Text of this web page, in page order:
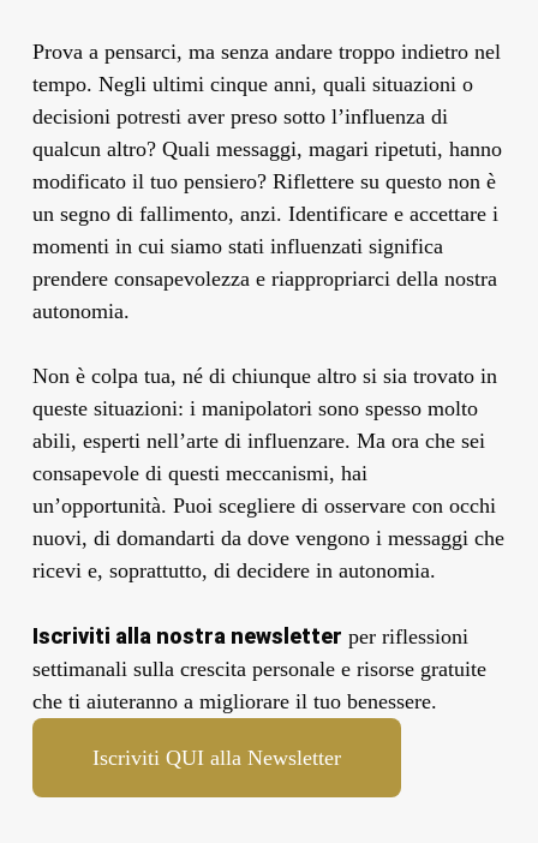
Prova a pensarci, ma senza andare troppo indietro nel
tempo. Negli ultimi cinque anni, quali situazioni o
decisioni potresti aver preso sotto l’influenza di
qualcun altro? Quali messaggi, magari ripetuti, hanno
modificato il tuo pensiero? Riflettere su questo non è
un segno di fallimento, anzi. Identificare e accettare i
momenti in cui siamo stati influenzati significa
prendere consapevolezza e riappropriarci della nostra
autonomia.
Non è colpa tua, né di chiunque altro si sia trovato in
queste situazioni: i manipolatori sono spesso molto
abili, esperti nell’arte di influenzare. Ma ora che sei
consapevole di questi meccanismi, hai
un’opportunità. Puoi scegliere di osservare con occhi
nuovi, di domandarti da dove vengono i messaggi che
ricevi e, soprattutto, di decidere in autonomia.
Iscriviti alla nostra newsletter per riflessioni
settimanali sulla crescita personale e risorse gratuite
che ti aiuteranno a migliorare il tuo benessere.
Iscriviti QUI alla Newsletter